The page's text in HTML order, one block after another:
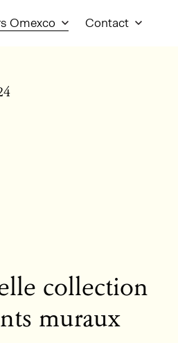
Omexco Contact
collection
muraux